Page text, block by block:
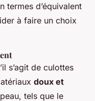
termes d’équivalent
à faire un choix
s’agit de culottes
doux et
tels que le